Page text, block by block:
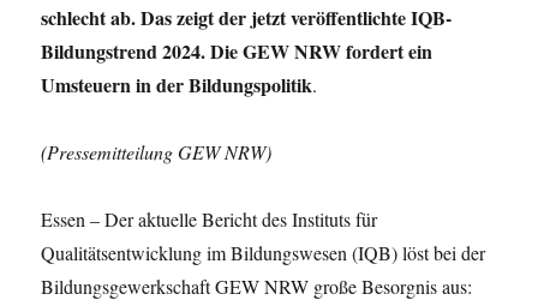
schlecht ab. Das zeigt der jetzt veröffentlichte IQB-
Bildungstrend 2024. Die GEW NRW fordert ein
Umsteuern in der Bildungspolitik.
(Pressemitteilung GEW NRW)
Essen – Der aktuelle Bericht des Instituts für
Qualitätsentwicklung im Bildungswesen (IQB) löst bei der
Bildungsgewerkschaft GEW NRW große Besorgnis aus: